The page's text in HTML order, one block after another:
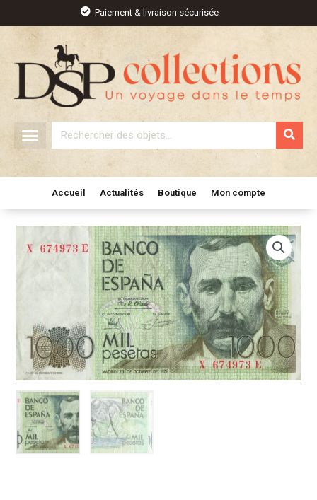
contenu
Paiement & livraison sécurisée
Rechercher
Accueil Actualités Boutique Mon compte